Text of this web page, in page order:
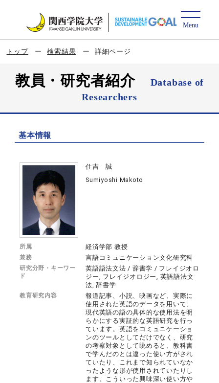
トップ 検索結果 詳細ページ
教員・研究者紹介
Database of
Researchers
基本情報
住吉 誠
Sumiyoshi Makoto
所属 経済学部 教授
兼務 言語コミュニケーション文化研究科
研究分野・キーワー
ド
英語語法文法 / 辞書学 / フレイジオロ
ジー, フレイジオロジー, 英語語法文
法, 辞書学
教育研究内容
報道記事、小説、映画など、実際に
使用された英語のデータを用いて、
現代英語の語の具体的な使用法を明
らかにする実証的な英語研究を行っ
ています。英語をコミュニケーショ
ンのツールとしてだけでなく、研究
の考察対象として眺めると、教科書
で学んだのとは違った使い方がされ
ていたり、これまで知られていなか
ったような形が使用されていたりし
ます。こういった興味深い使い方や